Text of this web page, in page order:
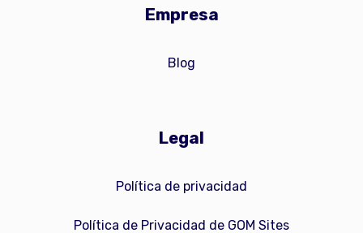
Empresa
Blog
Legal
Política de privacidad
Política de Privacidad de GOM Sites